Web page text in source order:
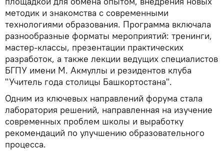
методик и знакомства с современными
технологиями образования. Программа включала
разнообразные форматы мероприятий: тренинги,
мастер-классы, презентации практических
разработок, а также лекции ведущих специалистов
БГПУ имени М. Акмуллы и резидентов клуба
"Учитель года столицы Башкортостана".
Одним из ключевых направлений форума стала
лаборатория решений, направленная на изучение
современных проблем школы и выработку
рекомендаций по улучшению образовательного
процесса.